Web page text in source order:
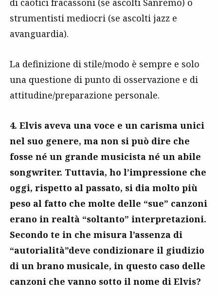
di caotici fracassoni (se ascolti Sanremo) o
strumentisti mediocri (se ascolti jazz e
avanguardia).
La definizione di stile/modo è sempre e solo
una questione di punto di osservazione e di
attitudine/preparazione personale.
4. Elvis aveva una voce e un carisma unici
nel suo genere, ma non si può dire che
fosse né un grande musicista né un abile
songwriter. Tuttavia, ho l’impressione che
oggi, rispetto al passato, si dia molto più
peso al fatto che molte delle “sue” canzoni
erano in realtà “soltanto” interpretazioni.
Secondo te in che misura l’assenza di
“autorialità”deve condizionare il giudizio
di un brano musicale, in questo caso delle
canzoni che vanno sotto il nome di Elvis?